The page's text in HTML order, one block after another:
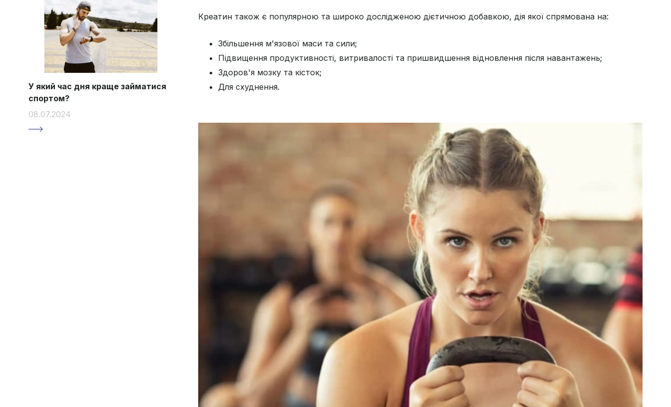
У який час дня краще займатися
спортом?
08.07.2024
Креатин також є популярною та широко дослідженою дієтичною добавкою, дія якої спрямована на:
Збільшення м'язової маси та сили;
Підвищення продуктивності, витривалості та пришвидшення відновлення після навантажень;
Здоров'я мозку та кісток;
Для схуднення.